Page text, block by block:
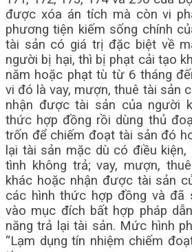
được xóa án tích mà còn vi
phương tiện kiếm sống chính
tài sản có giá trị đặc biệt về
người bị hại, thì bị phạt cải tạo
năm hoặc phạt tù từ 6 tháng
vi đó là vay, mượn, thuê tài sản
nhận được tài sản của người
thức hợp đồng rồi dùng thủ
trốn để chiếm đoạt tài sản đó
lại tài sản mặc dù có điều
tình không trả; vay, mượn,
khác hoặc nhận được tài sản
các hình thức hợp đồng và đã
vào mục đích bất hợp pháp
năng trả lại tài sản. Mức hình
“Lạm dụng tín nhiệm chiếm